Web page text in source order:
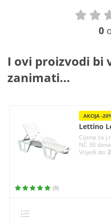
0
I ovi proizvodi bi
zanimati...
AKCIJA -
Lettino
Cijena za
NC 30
Vrijedi do:
(8)